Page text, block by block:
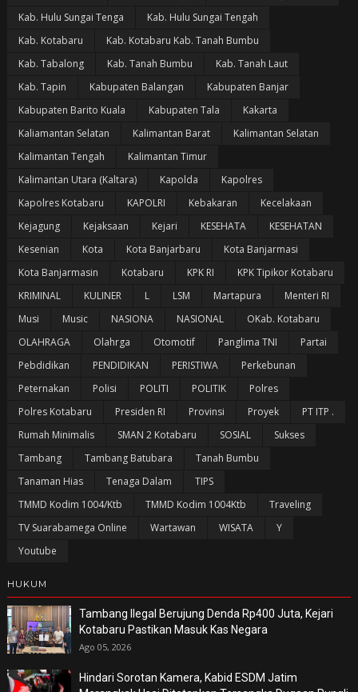
Kab. Hulu Sungai Tenga
Kab. Hulu Sungai Tengah
Kab. Kotabaru
Kab. Kotabaru Kab. Tanah Bumbu
Kab. Tabalong
Kab. Tanah Bumbu
Kab. Tanah Laut
Kab. Tapin
Kabupaten Balangan
Kabupaten Banjar
Kabupaten Barito Kuala
Kabupaten Tala
Kakarta
Kaliamantan Selatan
Kalimantan Barat
Kalimantan Selatan
Kalimantan Tengah
Kalimantan Timur
Kalimantan Utara (Kaltara)
Kapolda
Kapolres
Kapolres Kotabaru
KAPOLRI Kebakaran
Kecelakaan
Kejagung
Kejaksaan Kejari KESEHATA
KESEHATAN
Kesenian
Kota Kota Banjarbaru
Kota Banjarmasi
Kota Banjarmasin
Kotabaru KPK RI
KPK Tipikor Kotabaru
KRIMINAL
KULINER L LSM Martapura
Menteri RI
Musi
Music NASIONA NASIONAL
OKab. Kotabaru
OLAHRAGA
Olahrga Otomotif Panglima TNI
Partai
Pebdidikan
PENDIDIKAN PERISTIWA
Perkebunan
Peternakan
Polisi POLITI POLITIK
Polres
Polres Kotabaru
Presiden RI Provinsi Proyek
PT ITP .
Rumah Minimalis
SMAN 2 Kotabaru SOSIAL
Sukses
Tambang
Tambang Batubara
Tanah Bumbu
Tanaman Hias
Tenaga Dalam
TIPS
TMMD Kodim 1004/Ktb
TMMD Kodim 1004Ktb
Traveling
TV Suarabamega Online
Wartawan WISATA
Y
Youtube
HUKUM
Tambang Ilegal Berujung Denda Rp400 Juta, Kejari
Kotabaru Pastikan Masuk Kas Negara
Ago 05, 2026
Hindari Sorotan Kamera, Kabid ESDM Jatim